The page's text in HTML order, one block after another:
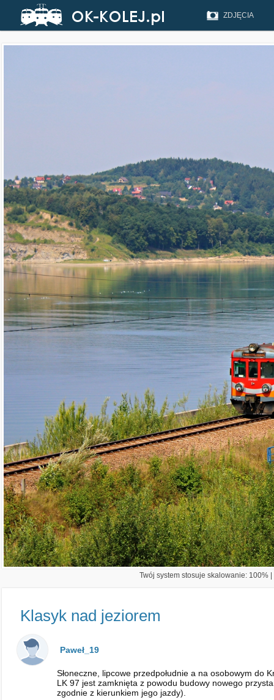
ZDJĘCIA
Twój system stosuje skalowanie: 100%
Klasyk nad jeziorem
Paweł_19
Słoneczne, lipcowe przedpołudnie a na osobowym do
LK 97 jest zamknięta z powodu budowy nowego
zgodnie z kierunkiem jego jazdy).